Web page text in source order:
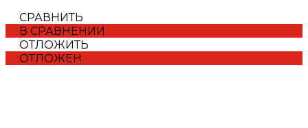
СРАВНИТЬ
В СРАВНЕНИИ
ОТЛОЖИТЬ
ОТЛОЖЕН